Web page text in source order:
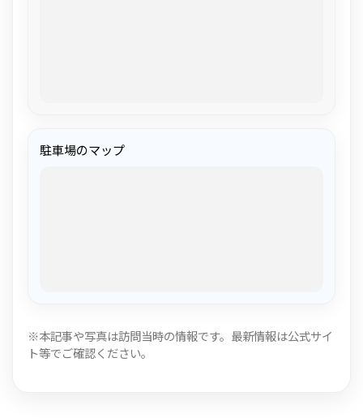
駐車場のマップ
※本記事や写真は訪問当時の情報です。最新情報は公式サイ
ト等でご確認ください。